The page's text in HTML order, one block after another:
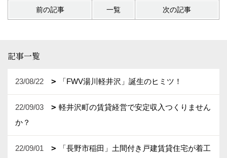
前の記事 一覧 次の記事
記事一覧
23/08/22 「FWV湯川軽井沢」誕生のヒミツ！
22/09/03
軽井沢町の賃貸経営で安定収入つくりません
か？
22/09/01
「長野市稲田」土間付き戸建賃貸住宅が着工